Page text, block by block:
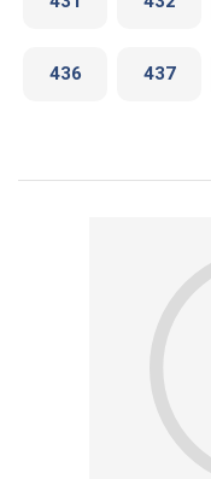
436 437